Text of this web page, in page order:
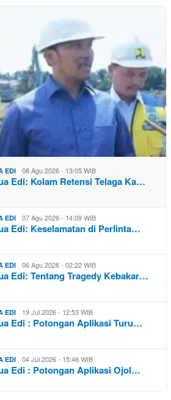
EDI 08 Agu 2026 - 13:05 WIB
Edi: Kolam Retensi Telaga Ka…
EDI 07 Agu 2026 - 14:09 WIB
Edi: Keselamatan di Perlinta…
EDI 06 Agu 2026 - 02:22 WIB
Edi: Tentang Tragedy Kebakar…
EDI 19 Jul 2026 - 12:53 WIB
Edi : Potongan Aplikasi Turu…
EDI 04 Jul 2026 - 15:46 WIB
Edi : Potongan Aplikasi Ojol…